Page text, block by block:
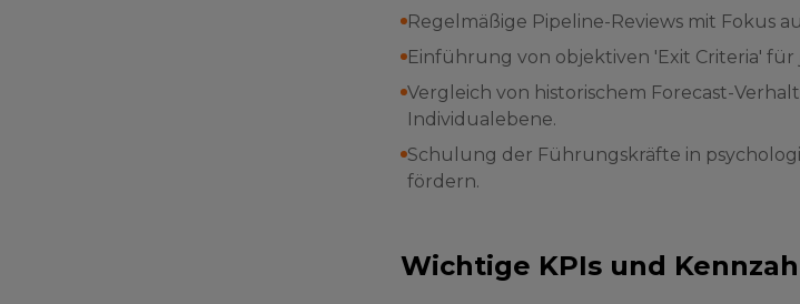
Regelmäßige Pipeline-Reviews mit Fokus
Einführung von objektiven 'Exit Criteria' für
Vergleich von historischem Forecast-
Individualebene.
Schulung der Führungskräfte in
fördern.
Wichtige KPIs und